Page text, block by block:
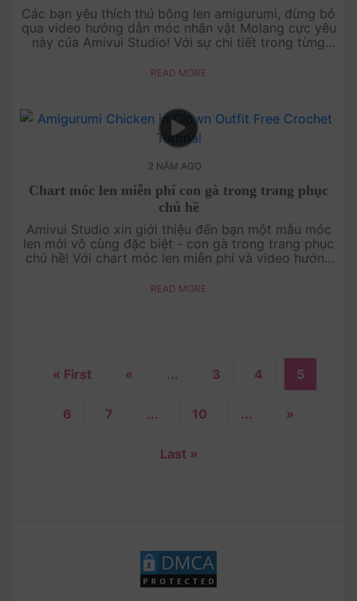
Các bạn yêu thích thú bông len amigurumi, đừng bỏ
qua video hướng dẫn móc nhân vật Molang cực yêu
này của Amivui Studio! Với sự chi tiết trong từng
nhân vật Molang dễ thươ....
READ MORE
2 NĂM AGO
Chart móc len miễn phí con gà trong trang phục
chú hề
Amivui Studio xin giới thiệu đến bạn một mẫu móc
len mới vô cùng đặc biệt - con gà trong trang phục
chú hề! Với chart móc len miễn phí và video hướng
đáo và vui nhộn....
READ MORE
« First « ... 3 4 5
6 7 ... 10 ... »
Last »